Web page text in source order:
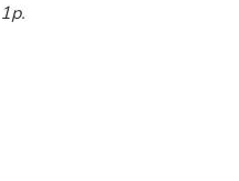
1р.